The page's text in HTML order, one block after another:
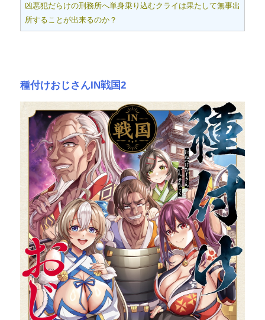
凶悪犯だらけの刑務所へ単身乗り込むクライは果たして無事出
所することが出来るのか？
種付けおじさんIN戦国2